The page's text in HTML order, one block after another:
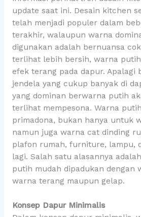
update saat ini. Desain kitchen
telah menjadi populer dalam
terakhir, walaupun warna
digunakan adalah bernuansa
terlihat lebih bersih, warna
efek terang pada dapur. Apalagi
jendela yang cukup banyak di
yang dominan berwarna putih
terlihat mempesona. Warna
primadona, bukan hanya untuk
namun juga warna cat dinding
plafon rumah, furniture, lampu,
lagi. Salah satu alasannya
putih mudah dipadukan dengan
warna terang maupun gelap.
Konsep Dapur Minimalis